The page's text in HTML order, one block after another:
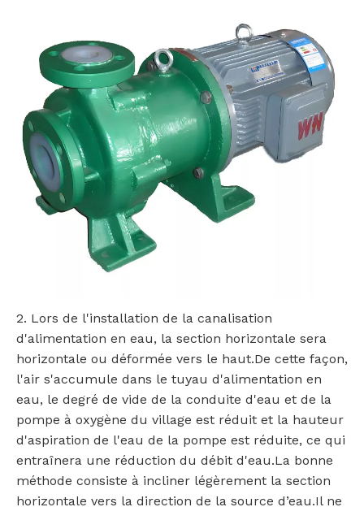
2. Lors de l'installation de la canalisation
d'alimentation en eau, la section horizontale sera
horizontale ou déformée vers le haut.De cette façon,
l'air s'accumule dans le tuyau d'alimentation en
eau, le degré de vide de la conduite d'eau et de la
pompe à oxygène du village est réduit et la hauteur
d'aspiration de l'eau de la pompe est réduite, ce qui
entraînera une réduction du débit d'eau.La bonne
méthode consiste à incliner légèrement la section
horizontale vers la direction de la source d’eau.Il ne